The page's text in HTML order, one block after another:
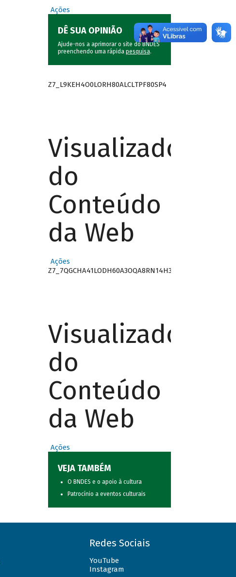
Ações
DÊ SUA OPINIÃO
Ajude-nos a aprimorar o site do BNDES
preenchendo uma rápida pesquisa.
Z7_L9KEH4O0LORH80ALCLTPF80SP4
Visualizador
do
Conteúdo
da Web
Ações
Z7_7QGCHA41LODH60A3OQA8RN14H3
Visualizador
do
Conteúdo
da Web
Ações
VEJA TAMBÉM
O BNDES e o apoio à cultura
Patrocínio a eventos culturais
Redes Sociais
YouTube
Instagram